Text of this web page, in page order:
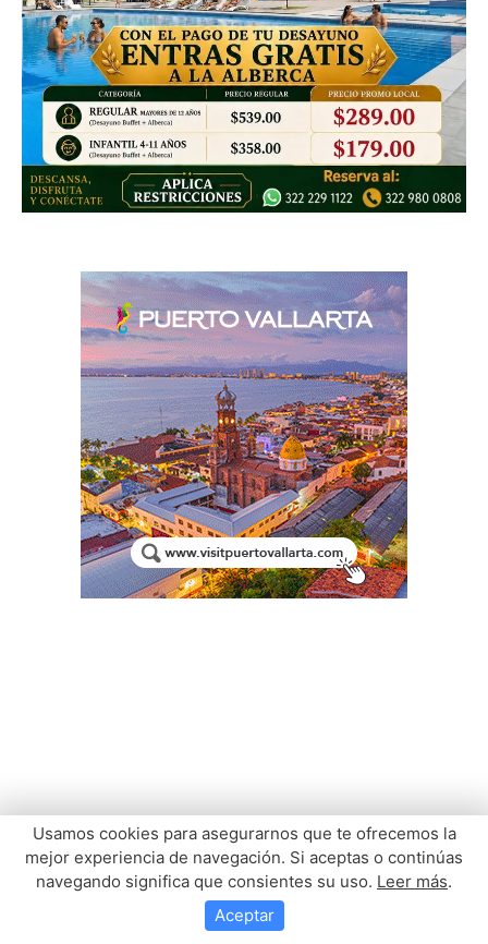
Usamos cookies para asegurarnos que te ofrecemos la
mejor experiencia de navegación. Si aceptas o continúas
navegando significa que consientes su uso. Leer más.
Aceptar